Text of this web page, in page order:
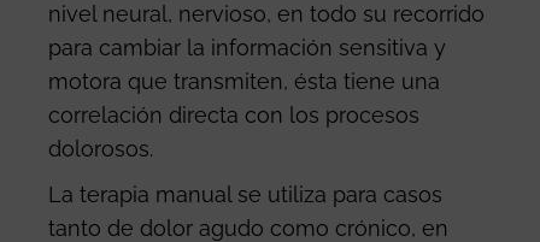
nivel neural, nervioso, en todo su recorrido
para cambiar la información sensitiva y
motora que transmiten, ésta tiene una
correlación directa con los procesos
dolorosos.
La terapia manual se utiliza para casos
tanto de dolor agudo como crónico, en